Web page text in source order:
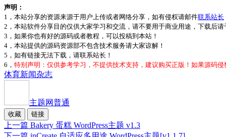
声明：
1，本站分享的资源来源于用户上传或者网络分享，如有侵权请邮件联系站长
2，本站软件分享目的仅供大家学习和交流，请不要用于商业用途，下载后
3，如果你也有好的源码或者教程，可以投稿到本站！
4，本站提供的源码资源部不包含技术服务请大家谅解！
5，如有链接无法下载，请联系站长！
6， 特别声明：仅供参考学习，不提供技术支持，建议购买正版！如果源码
体育新闻杂志
主题网普通
收藏 链接
上一篇 Bakery 蛋糕 WordPress主题 v1.3